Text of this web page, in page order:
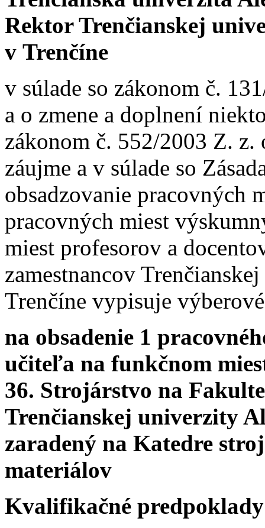
Rektor Trenčianskej
v Trenčíne
v súlade so zákonom č.
a o zmene a doplnení
zákonom č. 552/2003 Z.
záujme a v súlade so
obsadzovanie pracovných
pracovných miest
miest profesorov a
zamestnancov
Trenčíne vypisuje
na obsadenie 1
učiteľa na funkčnom
36. Strojárstvo na
Trenčianskej univerzity
zaradený na Katedre
materiálov
Kvalifikačné